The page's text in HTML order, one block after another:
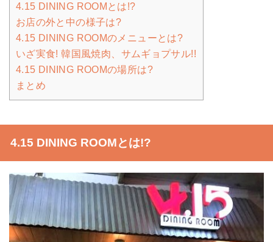
4.15 DINING ROOMとは!?
お店の外と中の様子は?
4.15 DINING ROOMのメニューとは?
いざ実食! 韓国風焼肉、サムギョプサル!!
4.15 DINING ROOMの場所は?
まとめ
4.15 DINING ROOMとは!?